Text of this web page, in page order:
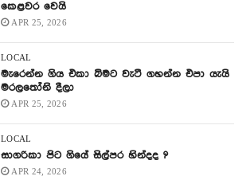
කෙළවර වෙයි
APR 25, 2026
LOCAL
මැරෙන්න ගිය එකා බිමට වැටී ගහන්න එපා යැයි
මරලතෝනි දීලා
APR 25, 2026
LOCAL
සාගරිකා පිට ගියේ සිල්පර හින්දද ?
APR 24, 2026